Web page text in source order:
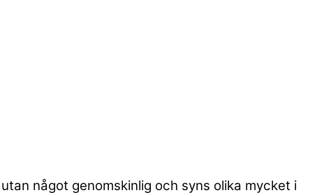
något genomskinlig och syns olika mycket i